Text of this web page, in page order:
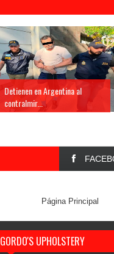
Detienen en Argentina al
contralmir...
Página Principal
GORDO'S UPHOLSTERY